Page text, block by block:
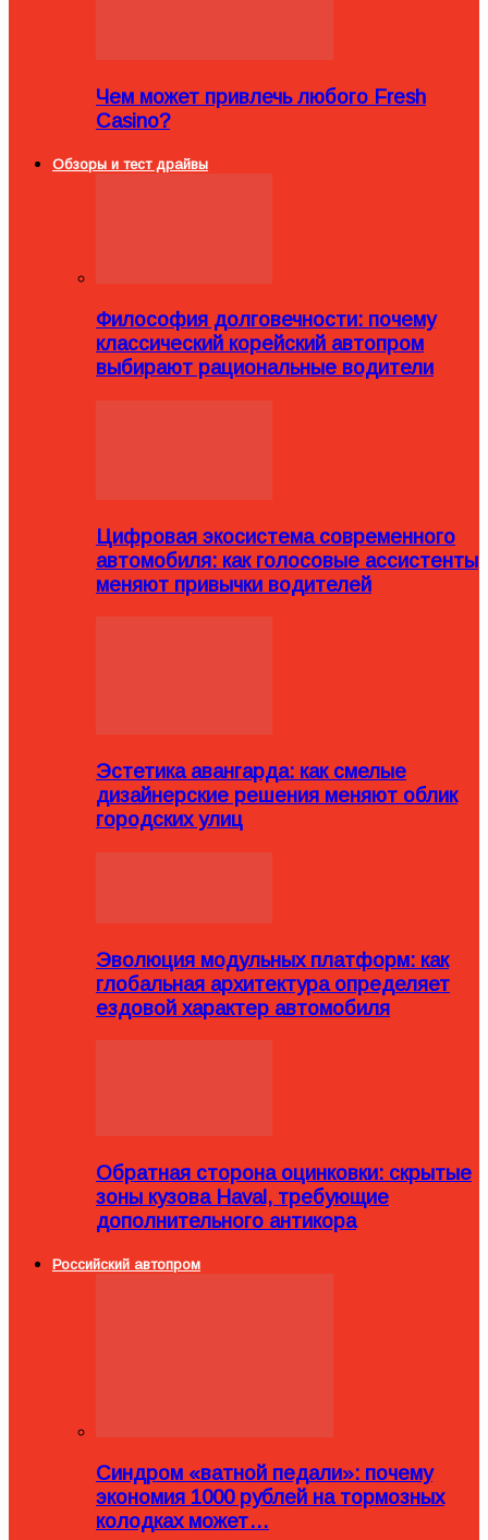
Чем может привлечь любого Fresh
Casino?
Обзоры и тест драйвы
Философия долговечности: почему
классический корейский автопром
выбирают рациональные водители
Цифровая экосистема современного
автомобиля: как голосовые ассистенты
меняют привычки водителей
Эстетика авангарда: как смелые
дизайнерские решения меняют облик
городских улиц
Эволюция модульных платформ: как
глобальная архитектура определяет
ездовой характер автомобиля
Обратная сторона оцинковки: скрытые
зоны кузова Haval, требующие
дополнительного антикора
Российский автопром
Синдром «ватной педали»: почему
экономия 1000 рублей на тормозных
колодках может…